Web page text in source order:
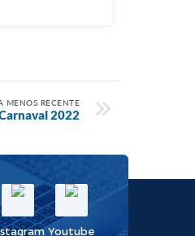
MENOS RECENTE
2022
Youtube